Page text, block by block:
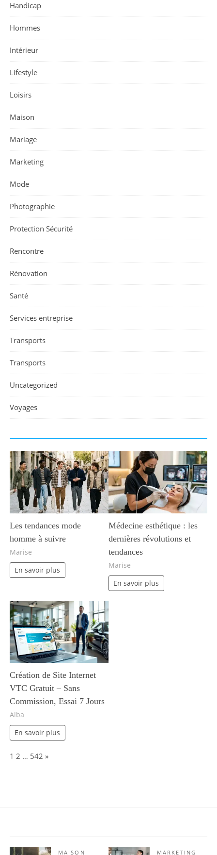
Handicap
Hommes
Intérieur
Lifestyle
Loisirs
Maison
Mariage
Marketing
Mode
Photographie
Protection Sécurité
Rencontre
Rénovation
Santé
Services entreprise
Transports
Transports
Uncategorized
Voyages
Les tendances mode
homme à suivre
Marise
En savoir plus
Médecine esthétique : les
dernières révolutions et
tendances
Marise
En savoir plus
Création de Site Internet
VTC Gratuit – Sans
Commission, Essai 7 Jours
Alba
En savoir plus
Page:
1 2 … 542 Next
»
MAISON MARKETING